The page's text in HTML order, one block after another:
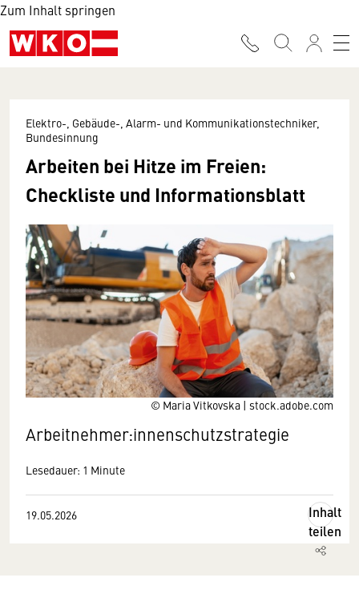
Zum Inhalt springen
© Maria Vitkovska | stock.adobe.com
Elektro-, Gebäude-, Alarm- und Kommunikationstechniker,
Bundesinnung
Arbeiten bei Hitze im Freien:
Checkliste und Informationsblatt
Arbeitnehmer:innenschutzstrategie
Lesedauer: 1 Minute
19.05.2026
Inhalt
teilen